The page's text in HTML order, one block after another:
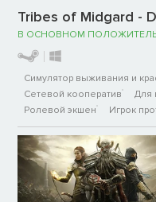
Tribes of Midgard -
В ОСНОВНОМ
Симулятор выживания и
Сетевой кооператив
Для
Ролевой экшен
Игрок